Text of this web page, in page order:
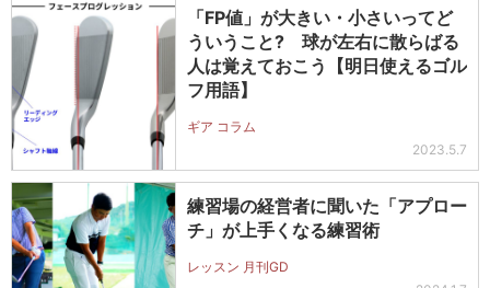
「FP値」が大きい・小さいってど
ういうこと? 球が左右に散らばる
人は覚えておこう【明日使えるゴル
フ用語】
ギア コラム
2023.5.7
練習場の経営者に聞いた「アプロー
チ」が上手くなる練習術
レッスン 月刊GD